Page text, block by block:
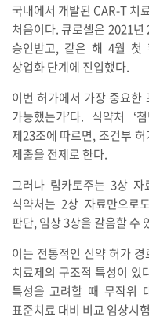
국내에서 개발된 CAR-T 치
처음이다. 큐로셀은 2021
승인받고, 같은 해 4월 첫
상업화 단계에 진입했다.
이번 허가에서 가장 중요한
가능했는가’다. 식약처 ‘
제23조에 따르면, 조건부
제출을 전제로 한다.
그러나 림카토주는 3상
식약처는 2상 자료만으로
판단, 임상 3상을 갈음할 수
이는 전통적인 신약 허가
치료제의 구조적 특성이 있
특성을 고려할 때 무작위
표준치료 대비 비교 임상시